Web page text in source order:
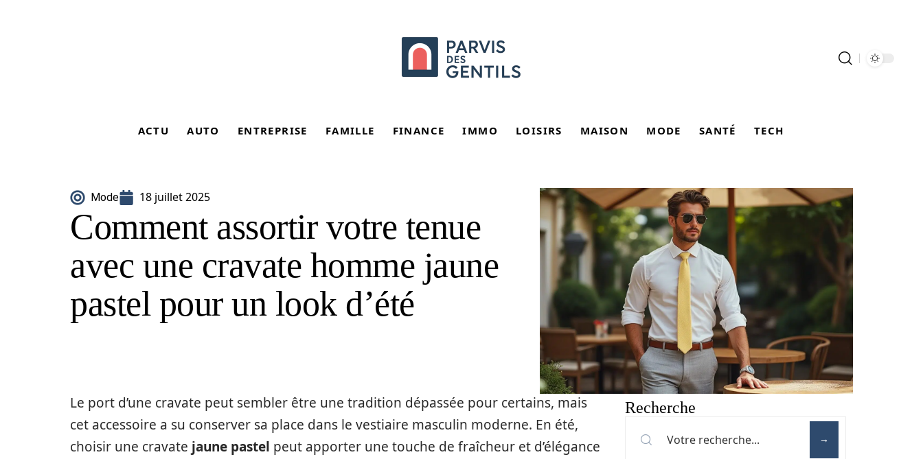
ACTU AUTO ENTREPRISE FAMILLE FINANCE IMMO LOISIRS MAISON MODE SANTÉ TECH
Mode 18 juillet 2025
Comment assortir votre tenue
avec une cravate homme jaune
pastel pour un look d’été
Le port d’une cravate peut sembler être une tradition dépassée pour certains, mais
cet accessoire a su conserver sa place dans le vestiaire masculin moderne. En été,
choisir une cravate jaune pastel peut apporter une touche de fraîcheur et d’élégance
Recherche